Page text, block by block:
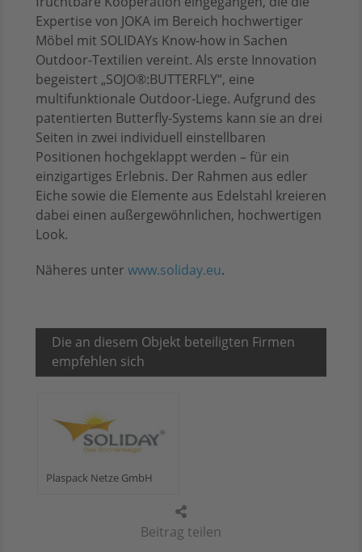
Beitrag teilen
Expertise von JOKA im Bereich hochwertiger
Möbel mit SOLIDAYs Know-how in Sachen
Outdoor-Textilien vereint. Als erste Innovation
begeistert „SOJO®:BUTTERFLY“, eine
multifunktionale Outdoor-Liege. Aufgrund des
patentierten Butterfly-Systems kann sie an drei
Seiten in zwei individuell einstellbaren
Positionen hochgeklappt werden – für ein
einzigartiges Erlebnis. Der Rahmen aus edler
Eiche sowie die Elemente aus Edelstahl kreieren
dabei einen außergewöhnlichen, hochwertigen
Look.
Näheres unter www.soliday.eu.
Die an diesem Objekt beteiligten Firmen
empfehlen sich
Plaspack Netze GmbH